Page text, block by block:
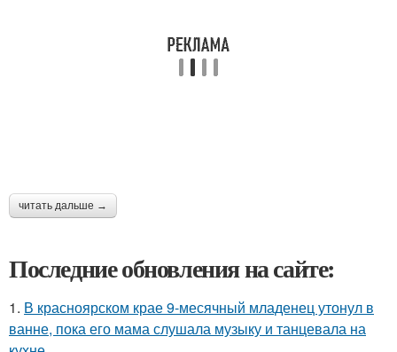
читать дальше →
Последние обновления на сайте:
1. В красноярском крае 9-месячный младенец утонул в
ванне, пока его мама слушала музыку и танцевала на